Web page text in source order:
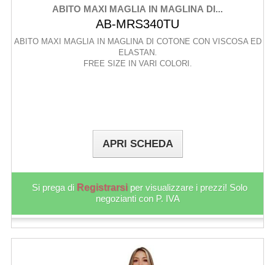
ABITO MAXI MAGLIA IN MAGLINA DI...
AB-MRS340TU
ABITO MAXI MAGLIA IN MAGLINA DI COTONE CON VISCOSA ED
ELASTAN.
FREE SIZE IN VARI COLORI.
APRI SCHEDA
Si prega di Registrarsi per visualizzare i prezzi! Solo
negozianti con P. IVA